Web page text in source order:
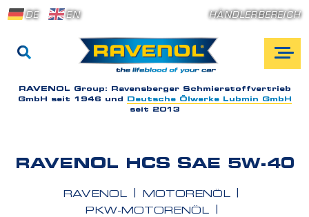
DE EN HÄNDLERBEREICH
RAVENOL Group: Ravensberger Schmierstoffvertrieb
GmbH seit 1946 und
Deutsche Ölwerke Lubmin GmbH
seit 2013
RAVENOL HCS SAE 5W-40
RAVENOL
MOTORENÖL
PKW-MOTORENÖL